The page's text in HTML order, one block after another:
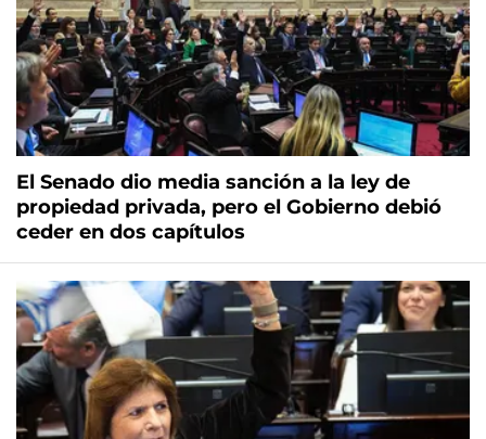
El Senado dio media sanción a la ley de
propiedad privada, pero el Gobierno debió
ceder en dos capítulos